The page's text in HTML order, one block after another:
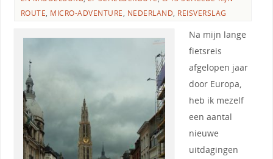
ROUTE, MICRO-ADVENTURE, NEDERLAND, REISVERSLAG
Na mijn lange
fietsreis
afgelopen jaar
door Europa,
heb ik mezelf
een aantal
nieuwe
uitdagingen